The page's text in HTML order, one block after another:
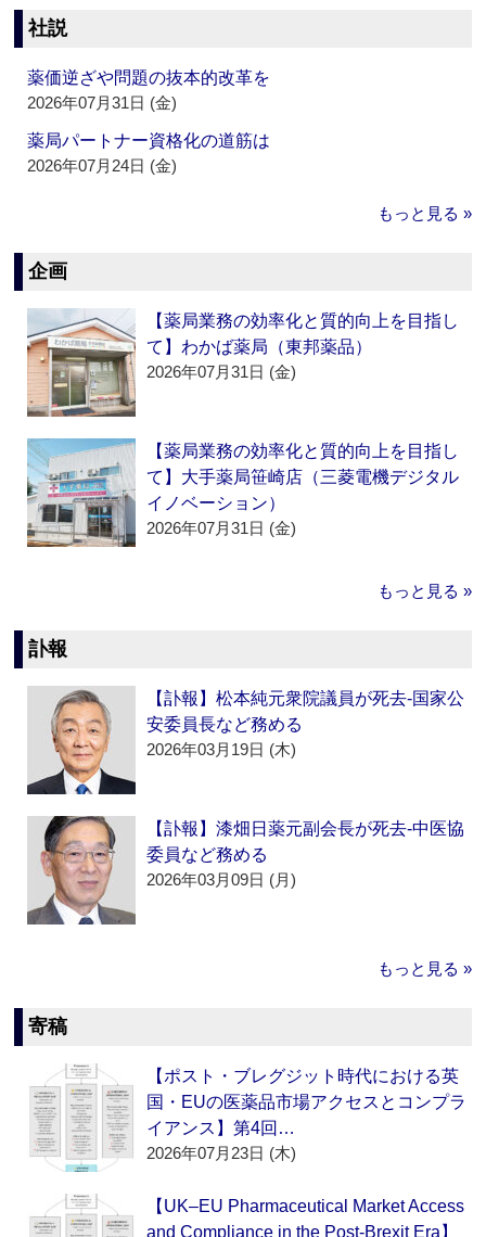
社説
薬価逆ざや問題の抜本的改革を
2026年07月31日 (金)
薬局パートナー資格化の道筋は
2026年07月24日 (金)
もっと見る »
企画
【薬局業務の効率化と質的向上を目指し
て】わかば薬局（東邦薬品）
2026年07月31日 (金)
【薬局業務の効率化と質的向上を目指し
て】大手薬局笹崎店（三菱電機デジタル
イノベーション）
2026年07月31日 (金)
もっと見る »
訃報
【訃報】松本純元衆院議員が死去‐国家公
安委員長など務める
2026年03月19日 (木)
【訃報】漆畑日薬元副会長が死去‐中医協
委員など務める
2026年03月09日 (月)
もっと見る »
寄稿
【ポスト・ブレグジット時代における英
国・EUの医薬品市場アクセスとコンプラ
イアンス】第4回…
2026年07月23日 (木)
【UK–EU Pharmaceutical Market Access
and Compliance in the Post-Brexit Era】